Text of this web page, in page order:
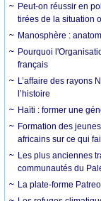
Peut-on réussir en
tirées de la situation
Manosphère :
Pourquoi
français
L’affaire des rayons
l’histoire
Haïti : former une
Formation des
africains sur ce qui
Les plus anciennes
communautés du
La plate-forme